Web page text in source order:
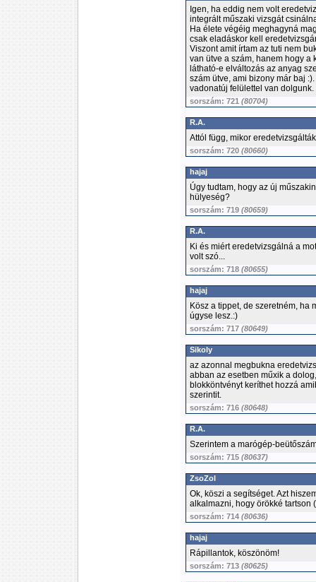
Igen, ha eddig nem volt
integrált műszaki vizsgát
Ha élete végéig meghagyná
csak eladáskor kell
Viszont amit írtam az tuti nem
van ütve a szám, hanem hogy a
látható-e elváltozás az anyag
szám ütve, ami bizony már baj
vadonatúj felülettel van dolgunk.
sorszám: 721 (80704)
R.A.
Attól függ, mikor
sorszám: 720 (80660)
hajaj
Úgy tudtam, hogy az új
hülyeség?
sorszám: 719 (80659)
R.A.
Ki és miért eredetvizsgálná a
volt szó...
sorszám: 718 (80655)
hajaj
Kösz a tippet, de szeretném, ha
úgyse lesz.:)
sorszám: 717 (80649)
Sikoly
az azonnal megbukna
abban az esetben műxik a
blokköntvényt keríthet hozzá
szerintit.
sorszám: 716 (80648)
R.A.
Szerintem a marógép-
sorszám: 715 (80637)
ZsoZol
Ok, köszi a segítséget. Azt
alkalmazni, hogy örökké tartson
sorszám: 714 (80636)
hajaj
Rápillantok, köszönöm!
sorszám: 713 (80625)